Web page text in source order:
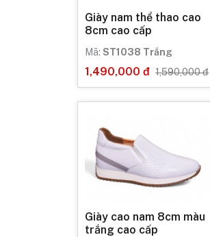
Giày nam thể thao cao
8cm cao cấp
Mã: ST1038 Trắng
1,490,000 đ 1,590,000 đ
Giày cao nam 8cm màu
trắng cao cấp